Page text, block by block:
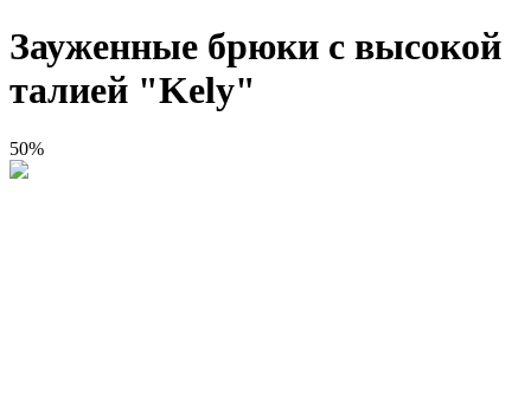
Зауженные брюки с высокой
талией "Kely"
50%